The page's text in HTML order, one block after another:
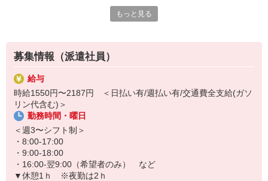
・車イスや食事などの生活介助
・入居者様の生活相談 など
短期2か月〜のお試し勤務も！
「合っている」と感じたら、長期勤務への切り替えも可能！
日払い・週払い対応なので、
「早めに収入が欲しい」という方にも選ばれています◎
もっと見る
募集情報（派遣社員）
給与
時給1550円〜2187円 ＜日払い有/週払い有/交通費全支給(ガソ
リン代含む)＞
勤務時間・曜日
＜週3〜シフト制＞
・8:00-17:00
・9:00-18:00
・16:00-翌9:00（希望者のみ） など
▼休憩1ｈ ※夜勤は2ｈ